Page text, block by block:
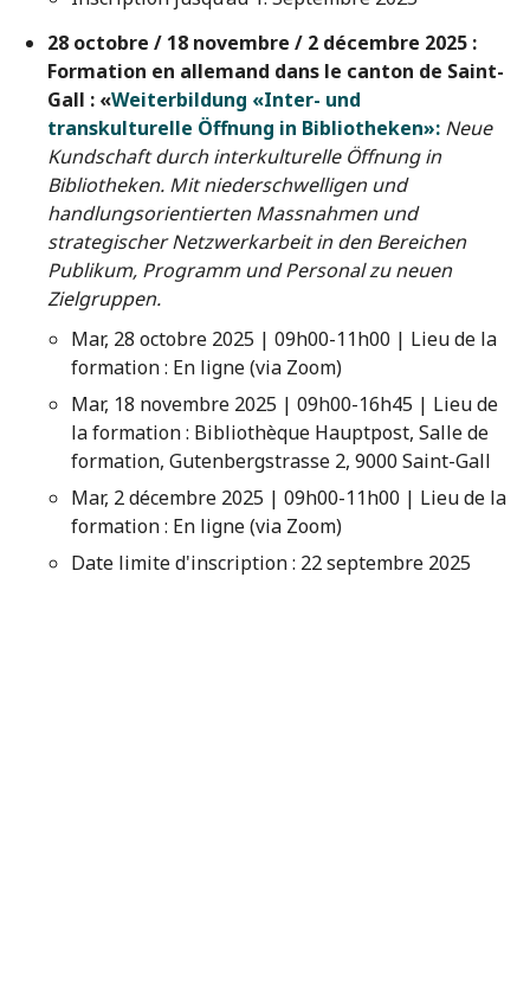
28 octobre / 18 novembre / 2 décembre 2025 :
Formation en allemand dans le canton de Saint-
Gall : «Weiterbildung «Inter- und
transkulturelle Öffnung in Bibliotheken»: Neue
Kundschaft durch interkulturelle Öffnung in
Bibliotheken. Mit niederschwelligen und
handlungsorientierten Massnahmen und
strategischer Netzwerkarbeit in den Bereichen
Publikum, Programm und Personal zu neuen
Zielgruppen.
Mar, 28 octobre 2025 | 09h00-11h00 | Lieu de la
formation : En ligne (via Zoom)
Mar, 18 novembre 2025 | 09h00-16h45 | Lieu de
la formation : Bibliothèque Hauptpost, Salle de
formation, Gutenbergstrasse 2, 9000 Saint-Gall
Mar, 2 décembre 2025 | 09h00-11h00 | Lieu de la
formation : En ligne (via Zoom)
Date limite d'inscription : 22 septembre 2025